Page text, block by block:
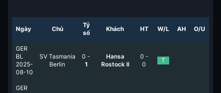
Ngày Chủ
Tỷ
số
Khách HT W/L AH O/U
GER
BL
2025-
08-10
SV Tasmania
Berlin
0 -
1
Hansa
Rostock II
0 -
0
T
GER